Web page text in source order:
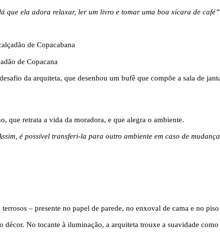
que ela adora relaxar, ler um livro e tomar uma boa xícara de
da arquiteta, que desenhou um bufê que compõe a sala de
que retrata a vida da moradora, e que alegra o ambiente.
é possível transferi-la para outro ambiente em caso de
– presente no papel de parede, no enxoval de cama e no
No tocante à iluminação, a arquiteta trouxe a suavidade